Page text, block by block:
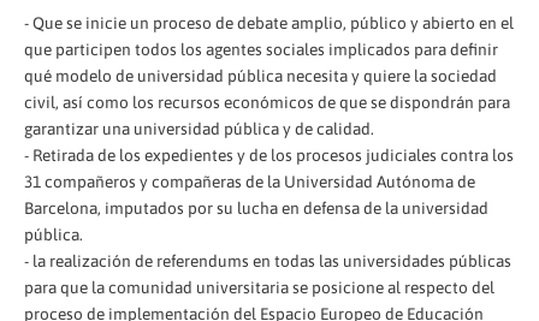
- Que se inicie un proceso de debate amplio, público y abierto en el
que participen todos los agentes sociales implicados para definir
qué modelo de universidad pública necesita y quiere la sociedad
civil, así como los recursos económicos de que se dispondrán para
garantizar una universidad pública y de calidad.
- Retirada de los expedientes y de los procesos judiciales contra los
31 compañeros y compañeras de la Universidad Autónoma de
Barcelona, imputados por su lucha en defensa de la universidad
pública.
- la realización de referendums en todas las universidades públicas
para que la comunidad universitaria se posicione al respecto del
proceso de implementación del Espacio Europeo de Educación